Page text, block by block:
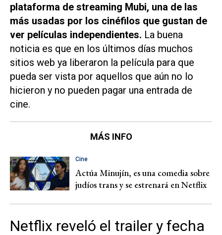
plataforma de streaming Mubi, una de las
más usadas por los cinéfilos que gustan de
ver películas independientes. La buena
noticia es que en los últimos días muchos
sitios web ya liberaron la película para que
pueda ser vista por aquellos que aún no lo
hicieron y no pueden pagar una entrada de
cine.
MÁS INFO
Cine
Actúa Minujín, es una comedia sobre
judíos trans y se estrenará en Netflix
Netflix reveló el trailer y fecha